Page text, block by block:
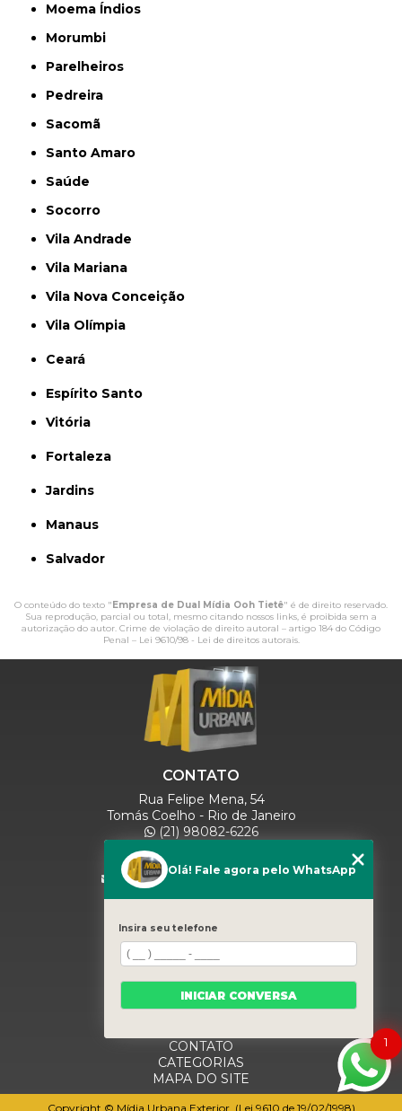
Moema Índios
Morumbi
Parelheiros
Pedreira
Sacomã
Santo Amaro
Saúde
Socorro
Vila Andrade
Vila Mariana
Vila Nova Conceição
Vila Olímpia
Ceará
Espírito Santo
Vitória
Fortaleza
Jardins
Manaus
Salvador
O conteúdo do texto " Empresa de Dual Mídia Ooh Tietê" é de direito reservado.
Sua reprodução, parcial ou total, mesmo citando nossos links, é proibida sem a
autorização do autor. Crime de violação de direito autoral – artigo 184 do Código
Penal – Lei 9610/98 - Lei de direitos autorais.
CONTATO
Rua Felipe Mena, 54
Tomás Coelho - Rio de Janeiro
(21) 98082-6226
(21) 97280-9600
(11) 93071-5918
comercialmidiaurbana@gmail.com
HOME
QUEM SOMOS
CONTATO
CATEGORIAS
MAPA DO SITE
Copyright © Mídia Urbana Exterior. (Lei 9610 de 19/02/1998)
1
Olá! Fale agora pelo WhatsApp
Insira seu telefone
INICIAR CONVERSA